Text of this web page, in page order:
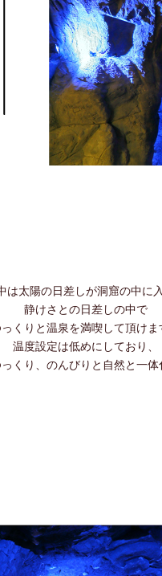
は太陽の日差しが洞窟の中に入
静けさとの日差しの中で
くりと温泉を満喫して頂けま
温度設定は低めにしており、
くり、のんびりと自然と一体